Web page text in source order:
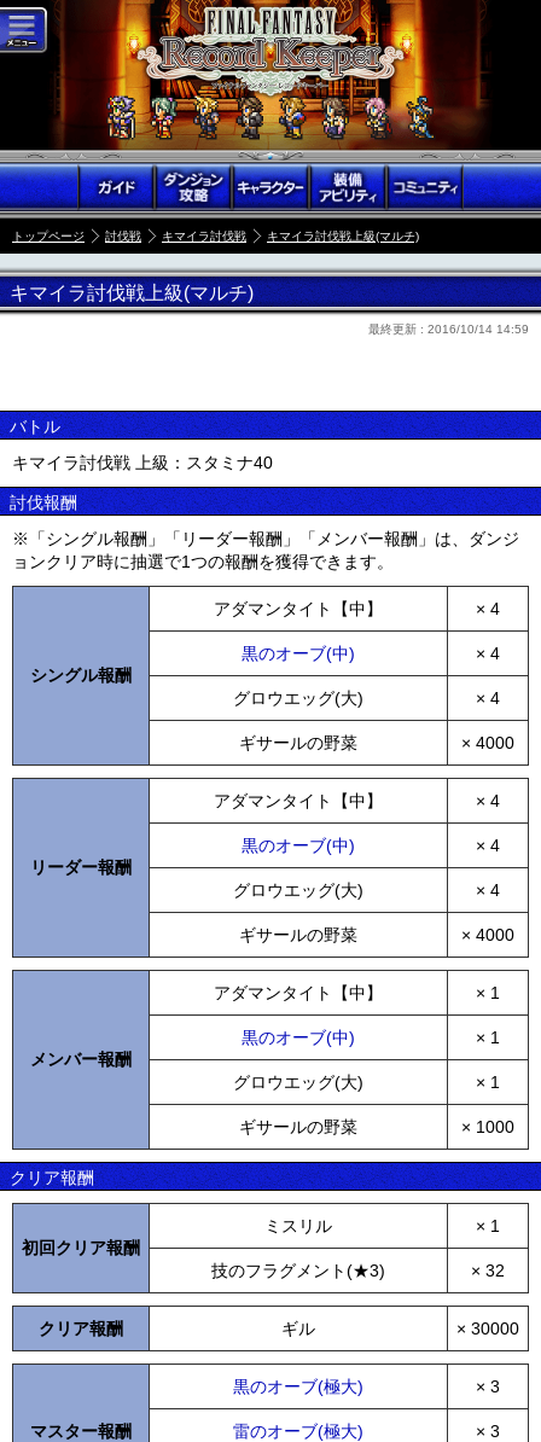
トップページ 討伐戦 キマイラ討伐戦 キマイラ討伐戦上級(マルチ)
キマイラ討伐戦上級(マルチ)
最終更新 : 2016/10/14 14:59
バトル
キマイラ討伐戦 上級：スタミナ40
討伐報酬
※「シングル報酬」「リーダー報酬」「メンバー報酬」は、ダンジ
ョンクリア時に抽選で1つの報酬を獲得できます。
シングル報酬
アダマンタイト【中】 × 4
黒のオーブ(中) × 4
グロウエッグ(大) × 4
ギサールの野菜 × 4000
リーダー報酬
アダマンタイト【中】 × 4
黒のオーブ(中) × 4
グロウエッグ(大) × 4
ギサールの野菜 × 4000
メンバー報酬
アダマンタイト【中】 × 1
黒のオーブ(中) × 1
グロウエッグ(大) × 1
ギサールの野菜 × 1000
クリア報酬
初回クリア報酬
ミスリル × 1
技のフラグメント(★3) × 32
クリア報酬 ギル × 30000
マスター報酬
黒のオーブ(極大) × 3
雷のオーブ(極大) × 3